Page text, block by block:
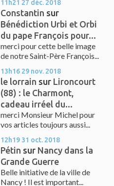
11h21 27 déc. 2018
Constantin sur
Bénédiction Urbi et Orbi
du pape François pour...
merci pour cette belle image
de notre Saint-Père François...
13h16 29 nov. 2018
le lorrain sur Lironcourt
(88) : le Charmont,
cadeau irréel du...
merci Monsieur Michel pour
vos articles toujours aussi...
12h19 31 oct. 2018
Pétin sur Nancy dans la
Grande Guerre
Belle initiative de la ville de
Nancy ! Il est important...